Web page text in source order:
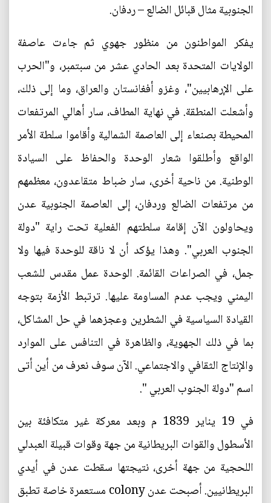
الجنوبية مثال قبائل الضالع – ردفان.
يفكر المواطنون من منظور جهوي ثم جاءت عاصفة
الولايات المتحدة بعد الحادي عشر من سبتمبر، و"الحرب
على الإرهابيين"، وغزو أفغانستان والعراق، وما إلى ذلك،
وأشعلت المنطقة. في نهاية المطاف، سار أهالي المرتفعات
المحيطة بصنعاء إلى العاصمة الشمالية وأقاموا سلطة الأمر
الواقع وأطلقوا شعار الوحدة والحفاظ على السيادة
الوطنية. من ناحية أخرى، سار ضباط متقاعدون، معظمهم
من مرتفعات الضالع وردفان، إلى العاصمة الجنوبية عدن
ويحاولون الآن إقامة سلطتهم الفعلية تحت راية "دولة
الجنوب العربي". وهذا يؤكد أن لا ناقة للوحدة فيها ولا
جمل، في الصراعات القائمة. الوحدة عمل مقدس للشعب
اليمني ويجب عدم المساومة عليها. ترتبط الأزمة بتوجه
القيادة السياسية في الشطرين وعجزهما في حل المشاكل،
بما في ذلك الجهوية، والظاهرة في التنافس على الموارد
والإنتاج الثقافي والاجتماعي. الآن سوف نعرف من أين أتى
اسم "دولة الجنوب العربي ".
في 19 يناير 1839 م وبعد معركة غير متكافئة بين
الأسطول والقوات البريطانية من جهة وقوات قبيلة العبدلي
اللحجية من جهة أخرى، نتيجتها سقطت عدن في أيدي
البريطانيين. أصبحت عدن colony مستعمرة خاصة تطبق